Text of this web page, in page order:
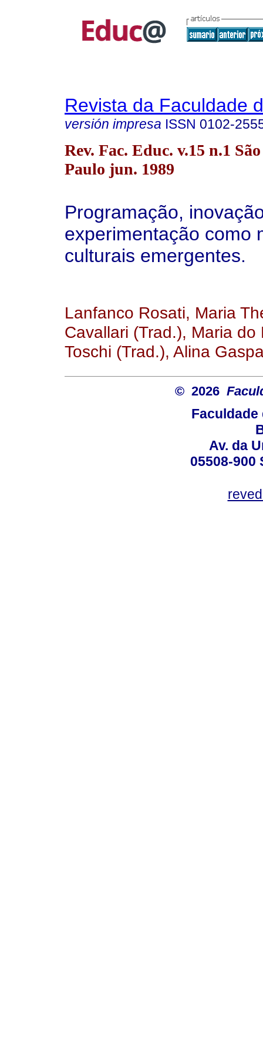
Revista da Faculdade
versión impresa ISSN 0102-
Rev. Fac. Educ. v.15 n.1 São
Paulo jun. 1989
Programação,
experimentação como
culturais emergentes.
Lanfanco Rosati, Maria
Cavallari (Trad.), Maria do
Toschi (Trad.), Alina
© 2026
Faculdade
Av. da
05508-900